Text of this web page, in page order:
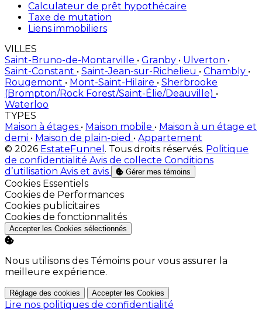
Calculateur de prêt hypothécaire
Taxe de mutation
Liens immobiliers
VILLES
Saint-Bruno-de-Montarville • Granby • Ulverton •
Saint-Constant • Saint-Jean-sur-Richelieu • Chambly •
Rougemont • Mont-Saint-Hilaire • Sherbrooke
(Brompton/Rock Forest/Saint-Élie/Deauville) •
Waterloo
TYPES
Maison à étages • Maison mobile • Maison à un étage et
demi • Maison de plain-pied • Appartement
© 2026 EstateFunnel . Tous droits réservés. Politique
de confidentialité Avis de collecte Conditions
d’utilisation Avis et avis Gérer mes témoins
Activer
Cookies Essentiels
Activer
Cookies de Performances
Activer
Cookies publicitaires
Activer
Cookies de fonctionnalités
Accepter les Cookies sélectionnés
Nous utilisons des Témoins pour vous assurer la
meilleure expérience.
Réglage des cookies Accepter les Cookies
Lire nos politiques de confidentialité